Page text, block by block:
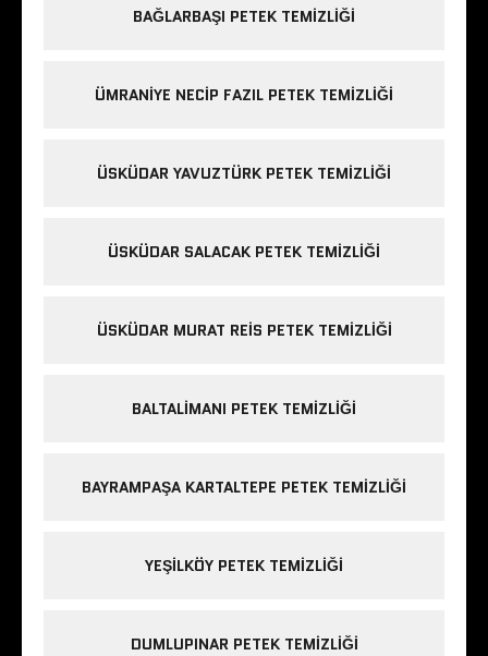
BAĞLARBAŞI PETEK TEMIZLIĞI
ÜMRANIYE NECIP FAZIL PETEK TEMIZLIĞI
ÜSKÜDAR YAVUZTÜRK PETEK TEMIZLIĞI
ÜSKÜDAR SALACAK PETEK TEMIZLIĞI
ÜSKÜDAR MURAT REIS PETEK TEMIZLIĞI
BALTALIMANI PETEK TEMIZLIĞI
BAYRAMPAŞA KARTALTEPE PETEK TEMIZLIĞI
YEŞILKÖY PETEK TEMIZLIĞI
DUMLUPINAR PETEK TEMIZLIĞI